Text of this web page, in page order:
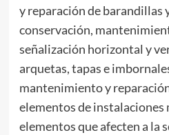
y reparación de barandillas
conservación,
señalización horizontal y
arquetas, tapas e
mantenimiento y
elementos de instalaciones
elementos que afecten a la